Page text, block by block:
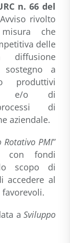
n. 66 del
rivolto
misura che
delle
sostegno a
produttivi
e/o di
di
aziendale.
Rotativo PMI”
con fondi
scopo di
accedere al
aSviluppo